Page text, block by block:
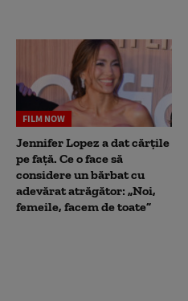
FILM NOW
Jennifer Lopez a dat cărțile
pe față. Ce o face să
considere un bărbat cu
adevărat atrăgător: „Noi,
femeile, facem de toate”